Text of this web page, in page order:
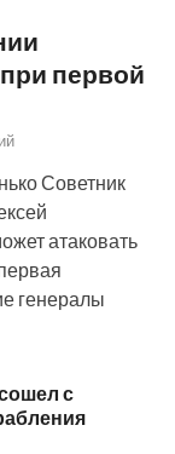
первой
Советник
атаковать
генералы
с